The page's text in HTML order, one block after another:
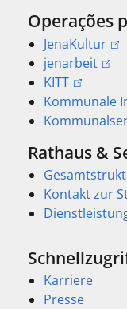
Operações
JenaKultur
jenarbeit
KITT
Kommunale
Rathaus &
Kontakt zur
Karriere
Presse